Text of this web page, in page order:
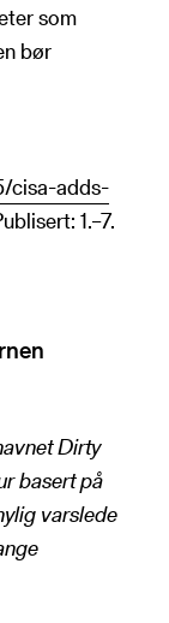
som
bør
cisa-adds-
1.–7.
Dirty
basert på
varslede